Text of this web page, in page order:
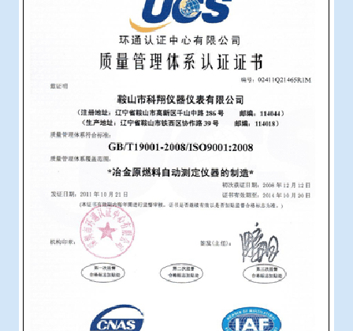
冶金石灰活性度测定仪
矿石、焦炭物理检测及制样设备
工业分析、测硫仪等